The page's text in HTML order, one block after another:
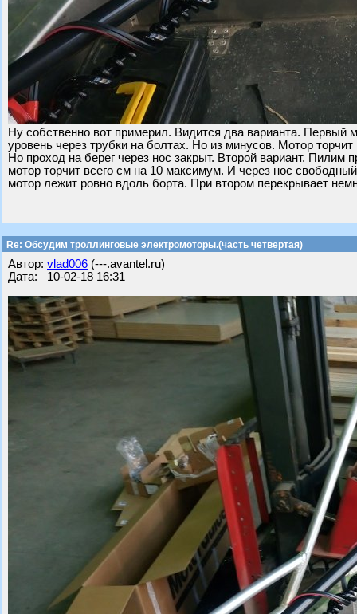
Ну собственно вот примерил. Видится два варианта.
уровень через трубки на болтах. Но из минусов. Мотор
Но проход на берег через нос закрыт. Второй вариант.
мотор торчит всего см на 10 максимум. И через нос
мотор лежит ровно вдоль борта. При втором перекрывает
Re: Обсудим троллинговые электромоторы.(часть четвертая)
Автор: vlad006 (---.avantel.ru)
Дата: 10-02-18 16:31